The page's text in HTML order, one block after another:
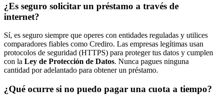
¿Es seguro solicitar un préstamo a través de
internet?
Sí, es seguro siempre que operes con entidades reguladas y utilices
comparadores fiables como Crediro. Las empresas legítimas usan
protocolos de seguridad (HTTPS) para proteger tus datos y cumplen
con la Ley de Protección de Datos. Nunca pagues ninguna
cantidad por adelantado para obtener un préstamo.
¿Qué ocurre si no puedo pagar una cuota a tiempo?